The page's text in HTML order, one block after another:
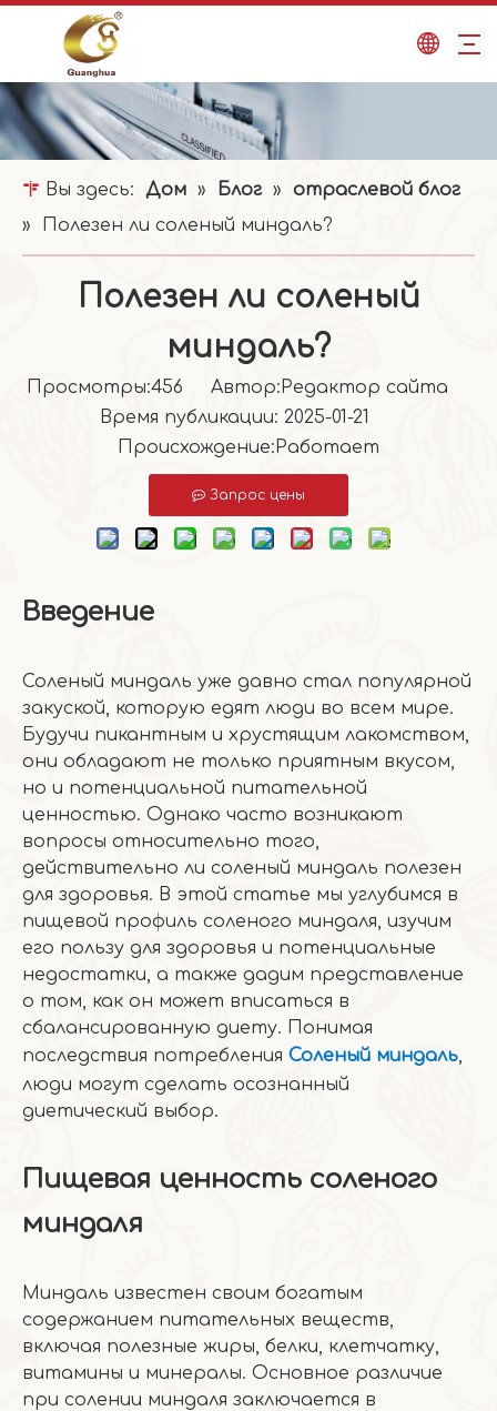
Вы здесь: Дом » Блог »
отраслевой блог
»
Полезен ли соленый миндаль?
Полезен ли соленый
миндаль?
Просмотры:456 Автор:Pедактор сайта
Время публикации: 2025-01-21
Происхождение:Работает
Запрос цены
Введение
Соленый миндаль уже давно стал популярной
закуской, которую едят люди во всем мире.
Будучи пикантным и хрустящим лакомством,
они обладают не только приятным вкусом,
но и потенциальной питательной
ценностью. Однако часто возникают
вопросы относительно того,
действительно ли соленый миндаль полезен
для здоровья. В этой статье мы углубимся в
пищевой профиль соленого миндаля, изучим
его пользу для здоровья и потенциальные
недостатки, а также дадим представление
о том, как он может вписаться в
сбалансированную диету. Понимая
последствия потребления Соленый миндаль,
люди могут сделать осознанный
диетический выбор.
Пищевая ценность соленого
миндаля
Миндаль известен своим богатым
содержанием питательных веществ,
включая полезные жиры, белки, клетчатку,
витамины и минералы. Основное различие
при солении миндаля заключается в